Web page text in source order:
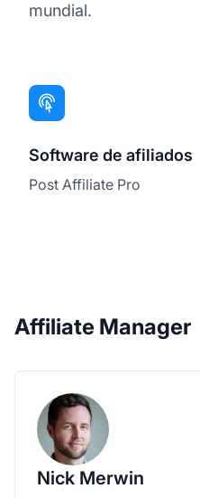
mundial.
Software de afiliados
Post Affiliate Pro
Affiliate Manager
Nick Merwin